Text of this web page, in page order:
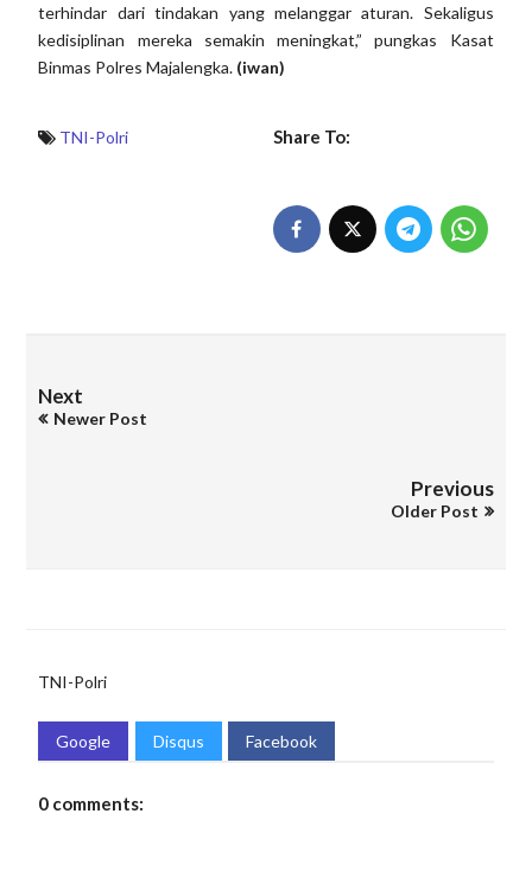
terhindar dari tindakan yang melanggar aturan. Sekaligus
kedisiplinan mereka semakin meningkat,” pungkas Kasat
Binmas Polres Majalengka. (iwan)
TNI-Polri Share To:
Next
Newer Post
Previous
Older Post
TNI-Polri
Google Disqus Facebook
0 comments: